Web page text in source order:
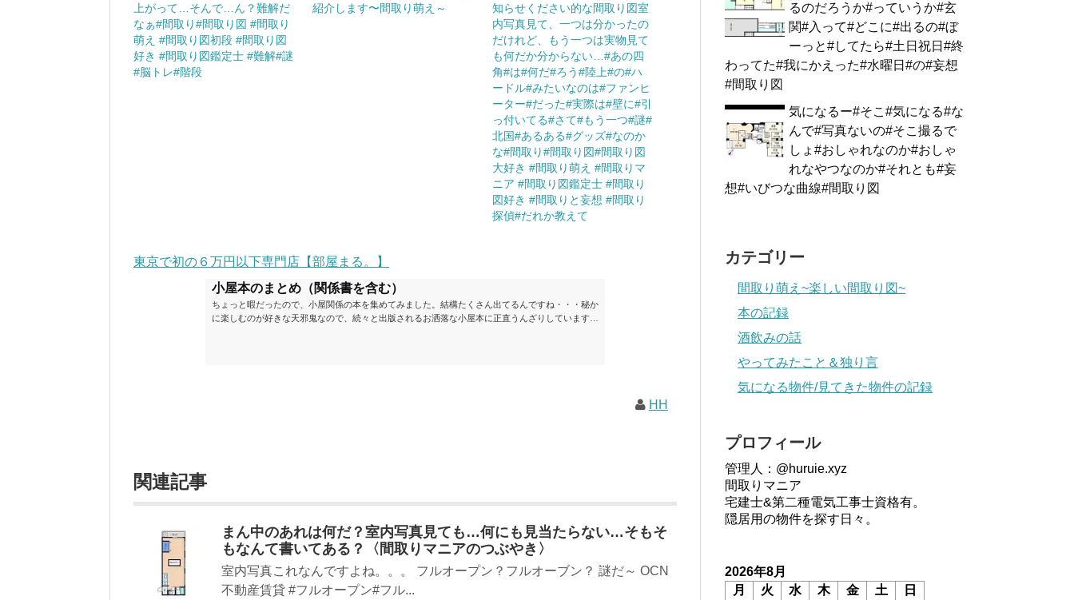
上がって…そんで…ん？難解だ
なぁ#間取り#間取り図 #間取り
萌え #間取り図初段 #間取り図
好き #間取り図鑑定士 #難解#謎
#脳トレ#階段
紹介します〜間取り萌え～
知らせください的な間取り図室
内写真見て、一つは分かったの
だけれど、もう一つは実物見て
も何だか分からない…#あの四
角#は#何だ#ろう#陸上#の#ハ
ードル#みたいなのは#ファンヒ
ーター#だった#実際は#壁に#引
っ付いてる#さて#もう一つ#謎#
北国#あるある#グッズ#なのか
な#間取り#間取り図#間取り図
大好き #間取り萌え #間取りマ
ニア #間取り図鑑定士 #間取り
図好き #間取りと妄想 #間取り
探偵#だれか教えて
東京で初の６万円以下専門店【部屋まる。】
小屋本のまとめ（関係書を含む）
ちょっと暇だったので、小屋関係の本を集めてみました。結構たくさん出てるんですね・・・秘か
に楽しむのが好きな天邪鬼なので、続々と出版されるお洒落な小屋本に正直うんざりしています
HH
関連記事
まん中のあれは何だ？室内写真見ても…何にも見当たらない…そもそ
もなんて書いてある？〈間取りマニアのつぶやき〉
室内写真これなんですよね。。。 フルオープン？フルオーブン？ 謎だ～ OCN
不動産賃貸 #フルオープン#フル...
るのだろうか#っていうか#玄
関#入って#どこに#出るの#ぼ
ーっと#してたら#土日祝日#終
わってた#我にかえった#水曜日#の#妄想
#間取り図
気になるー#そこ#気になる#な
んで#写真ないの#そこ撮るで
しょ#おしゃれなのか#おしゃ
れなやつなのか#それとも#妄
想#いびつな曲線#間取り図
カテゴリー
間取り萌え~楽しい間取り図~
本の記録
酒飲みの話
やってみたこと＆独り言
気になる物件/見てきた物件の記録
プロフィール
管理人：@huruie.xyz
間取りマニア
宅建士&第二種電気工事士資格有。
隠居用の物件を探す日々。
2026年8月
月
火 水 木 金 土
日